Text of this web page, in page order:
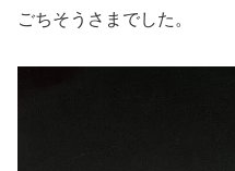
ごちそうさまでした。